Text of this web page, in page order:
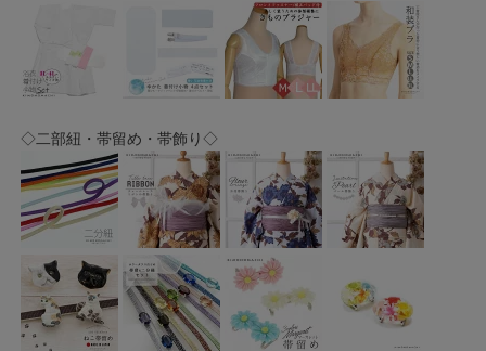
◇二部紐・帯留め・帯飾り◇